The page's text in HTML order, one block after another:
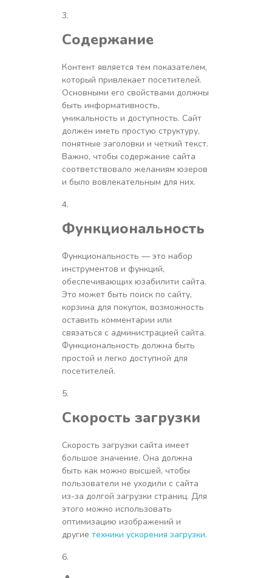
Содержание
Контент является тем показателем,
который привлекает посетителей.
Основными его свойствами должны
быть информативность,
уникальность и доступность. Сайт
должен иметь простую структуру,
понятные заголовки и четкий текст.
Важно, чтобы содержание сайта
соответствовало желаниям юзеров
и было вовлекательным для них.
Функциональность
Функциональность — это набор
инструментов и функций,
обеспечивающих юзабилити сайта.
Это может быть поиск по сайту,
корзина для покупок, возможность
оставить комментарии или
связаться с администрацией сайта.
Функциональность должна быть
простой и легко доступной для
посетителей.
Скорость загрузки
Скорость загрузки сайта имеет
большое значение. Она должна
быть как можно высшей, чтобы
пользователи не уходили с сайта
из-за долгой загрузки страниц. Для
этого можно использовать
оптимизацию изображений и
другие техники ускорения загрузки.